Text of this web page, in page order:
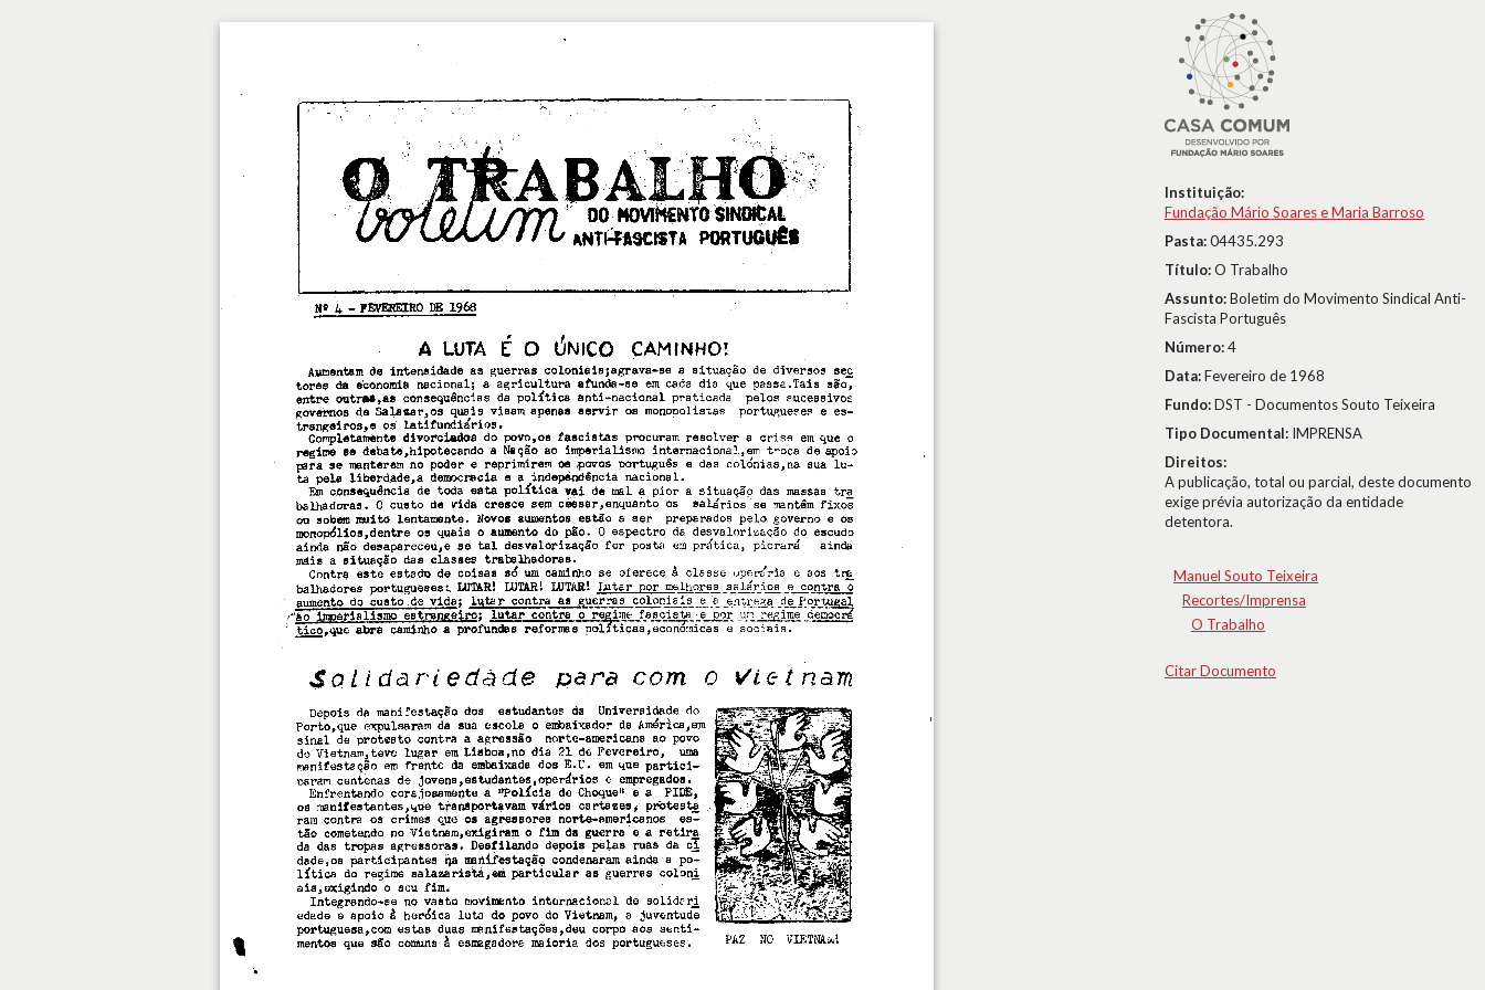
Instituição:
Fundação Mário Soares e Maria Barroso
Pasta:04435.293
Título:O Trabalho
Assunto:Boletim do Movimento Sindical Anti-
Fascista Português
Número:4
Data:Fevereiro de 1968
Fundo:DST - Documentos Souto Teixeira
Tipo Documental: IMPRENSA
Direitos:
A publicação, total ou parcial, deste documento
exige prévia autorização da entidade
detentora.
Manuel Souto Teixeira
Recortes/Imprensa
O Trabalho
Citar Documento